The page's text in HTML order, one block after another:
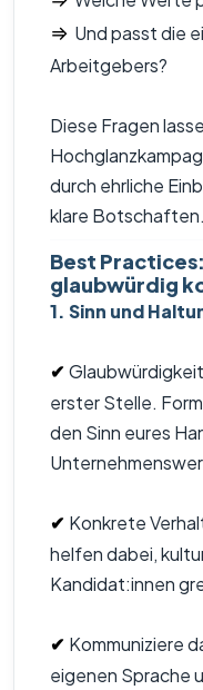
⇒ Und passt die
Arbeitgebers?
Diese Fragen
durch ehrliche
klare Botschaften.
Best
glaubwürdig
1. Sinn und
✔
erster Stelle.
den Sinn eures
✔ Konkrete
helfen dabei,
Kandidat:innen
✔ Kommuniziere
eigenen Sprache